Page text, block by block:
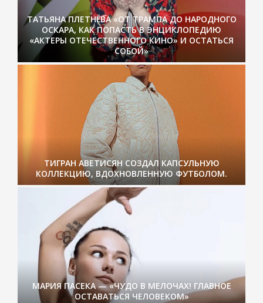
ТАТЬЯНА ПЛЕТНЁВА «ОТ ТРАМПА ДО НАРОДНОГО
ОСКАРА, КАК ПОПАСТЬ В ЭНЦИКЛОПЕДИЮ
«АКТЕРЫ ОТЕЧЕСТВЕННОГО КИНО» И ОСТАТЬСЯ
СОБОЙ»
ТИГРАН АВЕТИСЯН СОЗДАЛ КАПСУЛЬНУЮ
КОЛЛЕКЦИЮ, ВДОХНОВЛЕННУЮ ФУТБОЛОМ.
МАРИЯ ПАСЕКА — «ЧУДО В МЕЛОЧАХ! ГЛАВНОЕ
ОСТАВАТЬСЯ ЧЕЛОВЕКОМ»